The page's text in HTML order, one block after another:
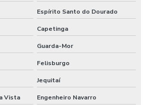
Espírito Santo do Dourado
Capetinga
Guarda-Mor
Felisburgo
Jequitaí
Vista Engenheiro Navarro